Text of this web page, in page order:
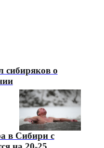
сибиряков о
в Сибири с